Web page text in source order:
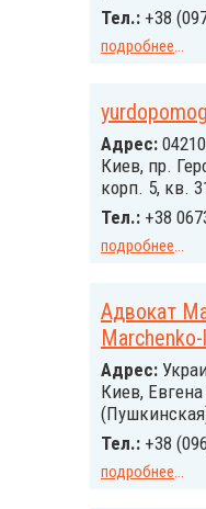
Тел.: +38
подробнее...
Адрес:
Киев, пр.
корп. 5, кв.
Тел.: +38
подробнее...
Адвокат
Адрес:
Киев,
Тел.: +38
подробнее...